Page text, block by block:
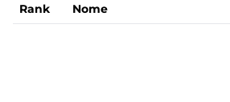
Rank Nome